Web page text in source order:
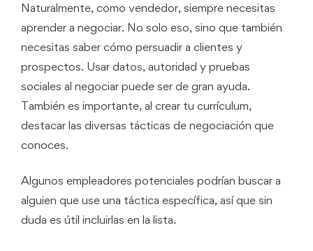
Naturalmente, como vendedor, siempre necesitas
aprender a negociar. No solo eso, sino que también
necesitas saber cómo persuadir a clientes y
prospectos. Usar datos, autoridad y pruebas
sociales al negociar puede ser de gran ayuda.
También es importante, al crear tu currículum,
destacar las diversas tácticas de negociación que
conoces.
Algunos empleadores potenciales podrían buscar a
alguien que use una táctica específica, así que sin
duda es útil incluirlas en la lista.